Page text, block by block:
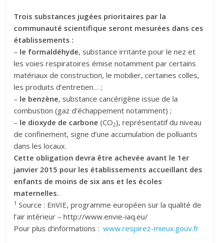
Trois substances jugées prioritaires par la
communauté scientifique seront mesurées dans ces
établissements :
– le formaldéhyde, substance irritante pour le nez et
les voies respiratoires émise notamment par certains
matériaux de construction, le mobilier, certaines colles,
les produits d’entretien… ;
– le benzène, substance cancérigène issue de la
combustion (gaz d’échappement notamment) ;
– le dioxyde de carbone (CO2), représentatif du niveau
de confinement, signe d’une accumulation de polluants
dans les locaux.
Cette obligation devra être achevée avant le 1er
janvier 2015 pour les établissements accueillant des
enfants de moins de six ans et les écoles
maternelles.
1 Source : EnVIE, programme européen sur la qualité de
l’air intérieur – http://www.envie-iaq.eu/
Pour plus d’informations :www.respirez-mieux.gouv.fr